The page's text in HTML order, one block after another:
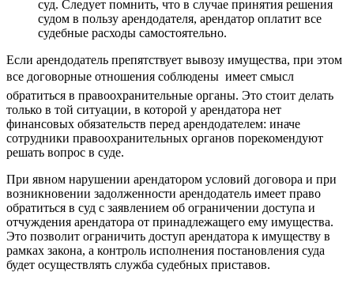
суд. Следует помнить, что в случае принятия решения
судом в пользу арендодателя, арендатор оплатит все
судебные расходы самостоятельно.
Если арендодатель препятствует вывозу имущества, при этом
все договорные отношения соблюдены  имеет смысл
обратиться в правоохранительные органы. Это стоит делать
только в той ситуации, в которой у арендатора нет
финансовых обязательств перед арендодателем: иначе
сотрудники правоохранительных органов порекомендуют
решать вопрос в суде.
При явном нарушении арендатором условий договора и при
возникновении задолженности арендодатель имеет право
обратиться в суд с заявлением об ограничении доступа и
отчуждения арендатора от принадлежащего ему имущества.
Это позволит ограничить доступ арендатора к имуществу в
рамках закона, а контроль исполнения постановления суда
будет осуществлять служба судебных приставов.